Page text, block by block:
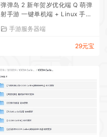
弹弹岛 2 新年贺岁优化端 Q 萌弹
射手游 一键单机端 + Linux 手工
教程手游服务器端
29元宝